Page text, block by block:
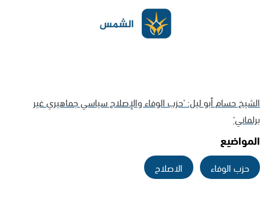
الشيخ حسام أبو ليل: ’حزب الوفاء والإصلاح سياسي جماهيري غير
برلماني‘
المواضيع
حزب الوفاء الاصلاح